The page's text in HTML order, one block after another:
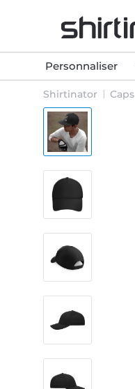
Personnaliser
Shirtinator Caps